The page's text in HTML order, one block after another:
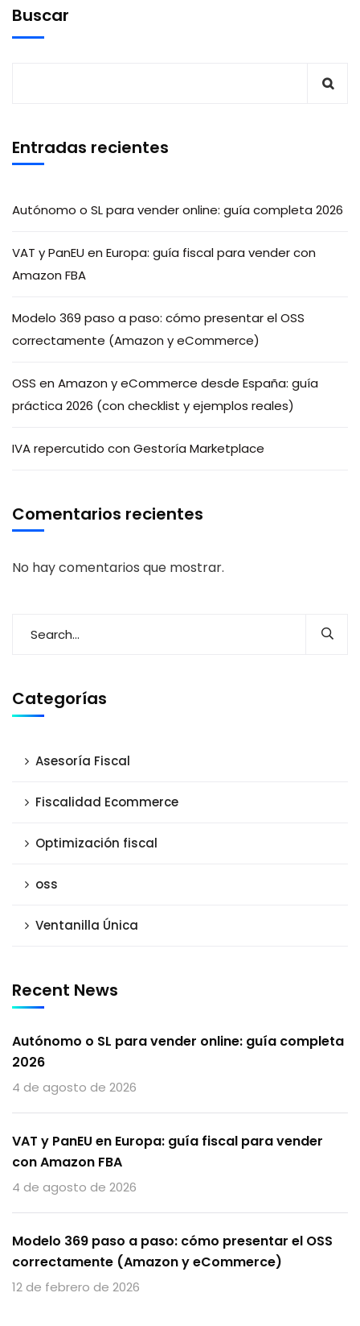
Buscar
Entradas recientes
Autónomo o SL para vender online: guía completa 2026
VAT y PanEU en Europa: guía fiscal para vender con
Amazon FBA
Modelo 369 paso a paso: cómo presentar el OSS
correctamente (Amazon y eCommerce)
OSS en Amazon y eCommerce desde España: guía
práctica 2026 (con checklist y ejemplos reales)
IVA repercutido con Gestoría Marketplace
Comentarios recientes
No hay comentarios que mostrar.
Categorías
Asesoría Fiscal
Fiscalidad Ecommerce
Optimización fiscal
oss
Ventanilla Única
Recent News
Autónomo o SL para vender online: guía completa
2026
4 de agosto de 2026
VAT y PanEU en Europa: guía fiscal para vender
con Amazon FBA
4 de agosto de 2026
Modelo 369 paso a paso: cómo presentar el OSS
correctamente (Amazon y eCommerce)
12 de febrero de 2026